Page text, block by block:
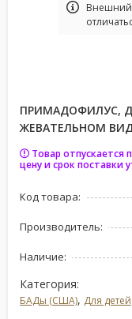
Bнешний
ПРИМАДОФИЛУС,
ЖЕВАТЕЛЬНОМ
Товар отпускается
цену и срок поставки
Код товара:
Производитель:
Наличие:
Категория:
БАДы (США), Для детей